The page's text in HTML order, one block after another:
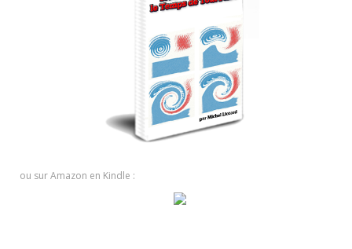
ou sur Amazon en Kindle :